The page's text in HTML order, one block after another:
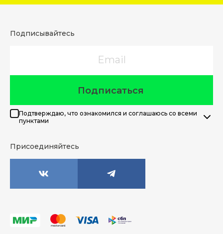
Подписывайтесь
Подписаться
Подтверждаю, что ознакомился и соглашаюсь со всеми
пунктами
Присоединяйтесь